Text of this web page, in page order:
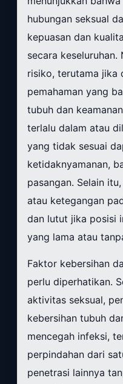
hubungan seksual
kepuasan dan
secara keseluruhan.
risiko, terutama jika
pemahaman yang
tubuh dan
terlalu dalam atau
yang tidak sesuai
ketidaknyamanan,
pasangan. Selain
atau ketegangan
dan lutut jika posisi
yang lama atau
Faktor kebersihan
perlu diperhatikan.
aktivitas seksual,
kebersihan tubuh
mencegah infeksi,
perpindahan dari
penetrasi lainnya